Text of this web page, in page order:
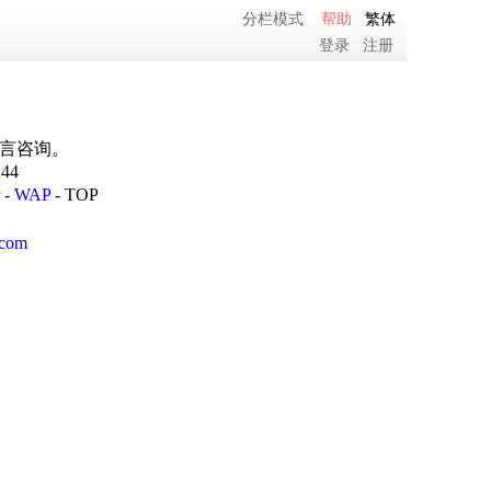
分栏模式 帮助
繁体
登录
注册
咨询。
- WAP- TOP